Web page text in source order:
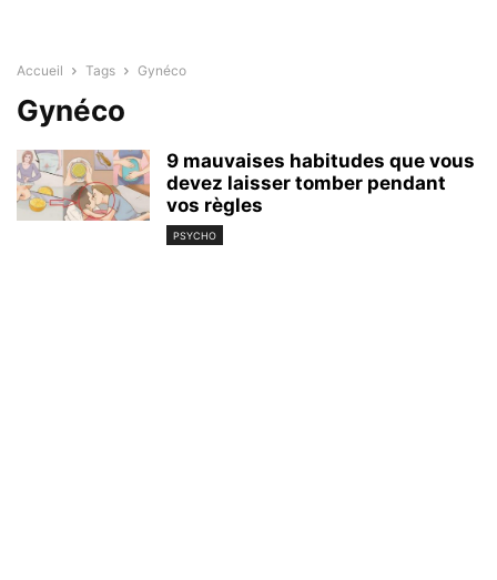
Accueil Tags Gynéco
Gynéco
9 mauvaises habitudes que vous
devez laisser tomber pendant
vos règles
PSYCHO